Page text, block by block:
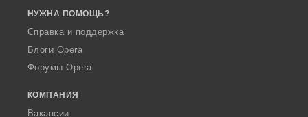
НУЖНА ПОМОЩЬ?
Справка и поддержка
Блоги Opera
Форумы Opera
КОМПАНИЯ
Вакансии